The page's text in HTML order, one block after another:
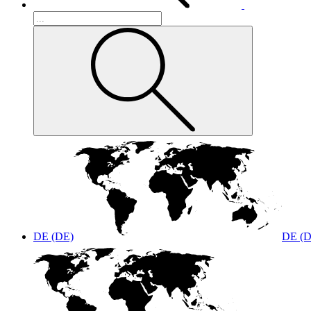
DE (DE) DE